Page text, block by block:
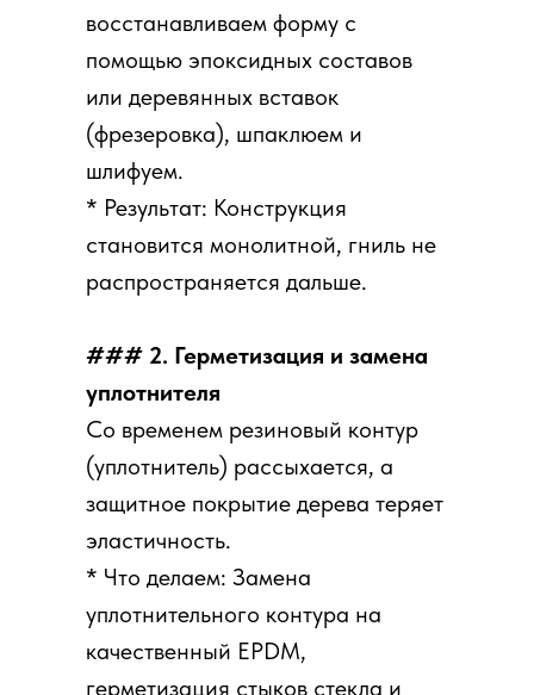
восстанавливаем форму с
помощью эпоксидных составов
или деревянных вставок
(фрезеровка), шпаклюем и
шлифуем.
* Результат: Конструкция
становится монолитной, гниль не
распространяется дальше.
### 2. Герметизация и замена
уплотнителя
Со временем резиновый контур
(уплотнитель) рассыхается, а
защитное покрытие дерева теряет
эластичность.
* Что делаем: Замена
уплотнительного контура на
качественный EPDM,
герметизация стыков стекла и